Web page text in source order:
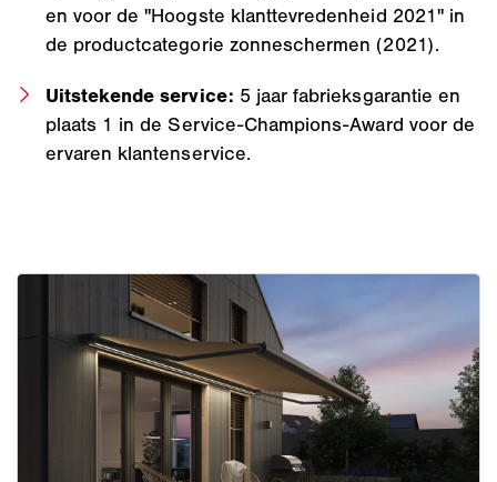
en voor de "Hoogste klanttevredenheid 2021" in
de productcategorie zonneschermen (2021).
Uitstekende service: 5 jaar fabrieksgarantie en
plaats 1 in de Service-Champions-Award voor de
ervaren klantenservice.